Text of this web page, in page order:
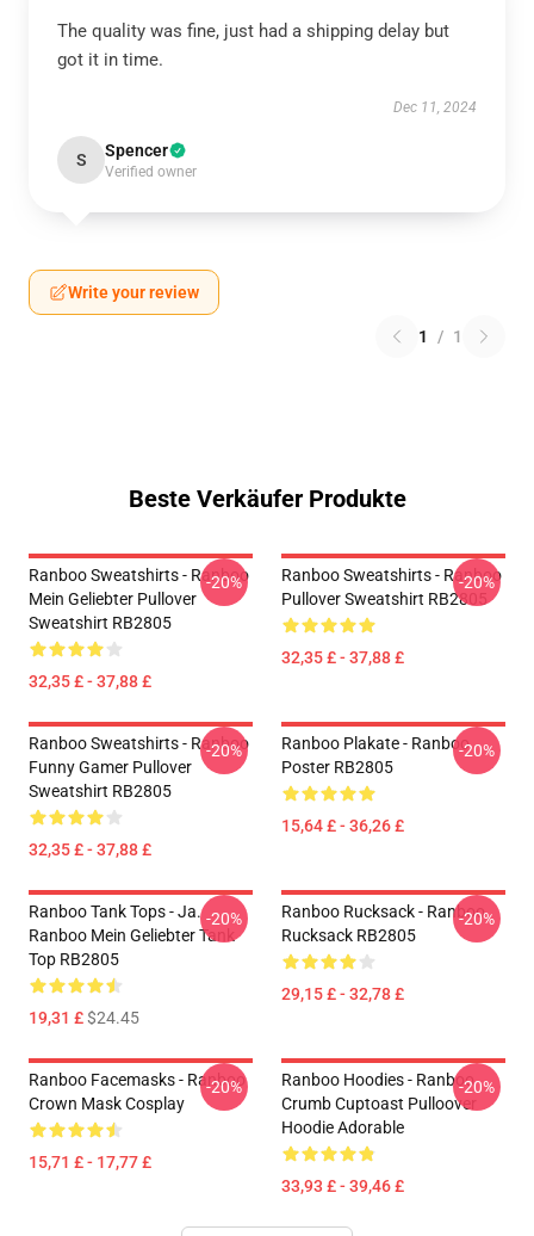
The quality was fine, just had a shipping delay but
got it in time.
Dec 11, 2024
S Spencer
Verified owner
Write your review
1 / 1
Beste Verkäufer Produkte
Ranboo Sweatshirts - Ranboo
Mein Geliebter Pullover
Sweatshirt RB2805
32,35 £ - 37,88 £
-20%
Ranboo Sweatshirts - Ranboo
Pullover Sweatshirt RB2805
32,35 £ - 37,88 £
-20%
Ranboo Sweatshirts - Ranboo
Funny Gamer Pullover
Sweatshirt RB2805
32,35 £ - 37,88 £
-20%
Ranboo Plakate - Ranboo
Poster RB2805
15,64 £ - 36,26 £
-20%
Ranboo Tank Tops - Ja.
Ranboo Mein Geliebter Tank
Top RB2805
19,31 £$24.45
-20%
Ranboo Rucksack - Ranboo
Rucksack RB2805
29,15 £ - 32,78 £
-20%
Ranboo Facemasks - Ranboo
Crown Mask Cosplay
15,71 £ - 17,77 £
-20%
Ranboo Hoodies - Ranboo
Crumb Cuptoast Pulloover
Hoodie Adorable
33,93 £ - 39,46 £
-20%